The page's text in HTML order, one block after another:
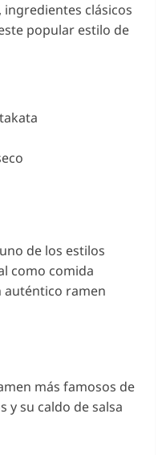
clásicos
popular estilo de
de los estilos
como comida
auténtico ramen
más famosos de
y su caldo de salsa